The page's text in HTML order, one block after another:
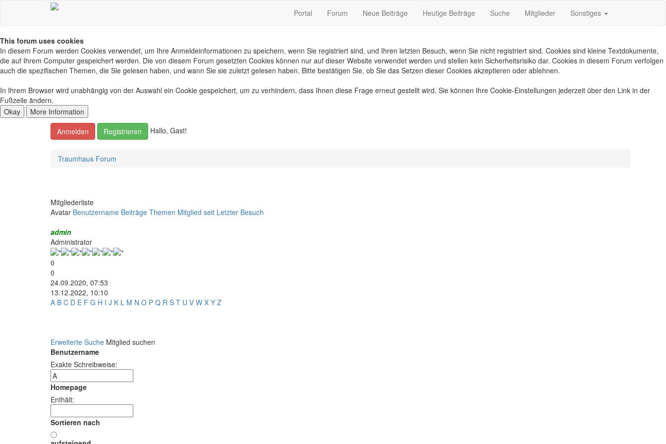
Portal Forum Neue Beiträge Heutige Beiträge Suche Mitglieder Sonstiges
This forum uses cookies
In diesem Forum werden Cookies verwendet, um Ihre Anmeldeinformationen zu speichern, wenn Sie registriert sind, und Ihren letzten Besuch, wenn Sie nicht registriert sind. Cookies sind kleine Textdokumente,
die auf Ihrem Computer gespeichert werden. Die von diesem Forum gesetzten Cookies können nur auf dieser Website verwendet werden und stellen kein Sicherheitsrisiko dar. Cookies in diesem Forum verfolgen
auch die spezifischen Themen, die Sie gelesen haben, und wann Sie sie zuletzt gelesen haben. Bitte bestätigen Sie, ob Sie das Setzen dieser Cookies akzeptieren oder ablehnen.
In Ihrem Browser wird unabhängig von der Auswahl ein Cookie gespeichert, um zu verhindern, dass Ihnen diese Frage erneut gestellt wird. Sie können Ihre Cookie-Einstellungen jederzeit über den Link in der
Fußzeile ändern.
Anmelden Registrieren Hallo, Gast!
Traumhaus Forum
Mitgliederliste
Avatar Benutzername Beiträge Themen Mitglied seit Letzter Besuch
admin
Administrator
0
0
24.09.2020, 07:53
13.12.2022, 10:10
A B C D E F G H I J K L M N O P Q R S T U V W X Y Z
Erweiterte Suche Mitglied suchen
Benutzername
Exakte Schreibweise:
Homepage
Enthält:
Sortieren nach